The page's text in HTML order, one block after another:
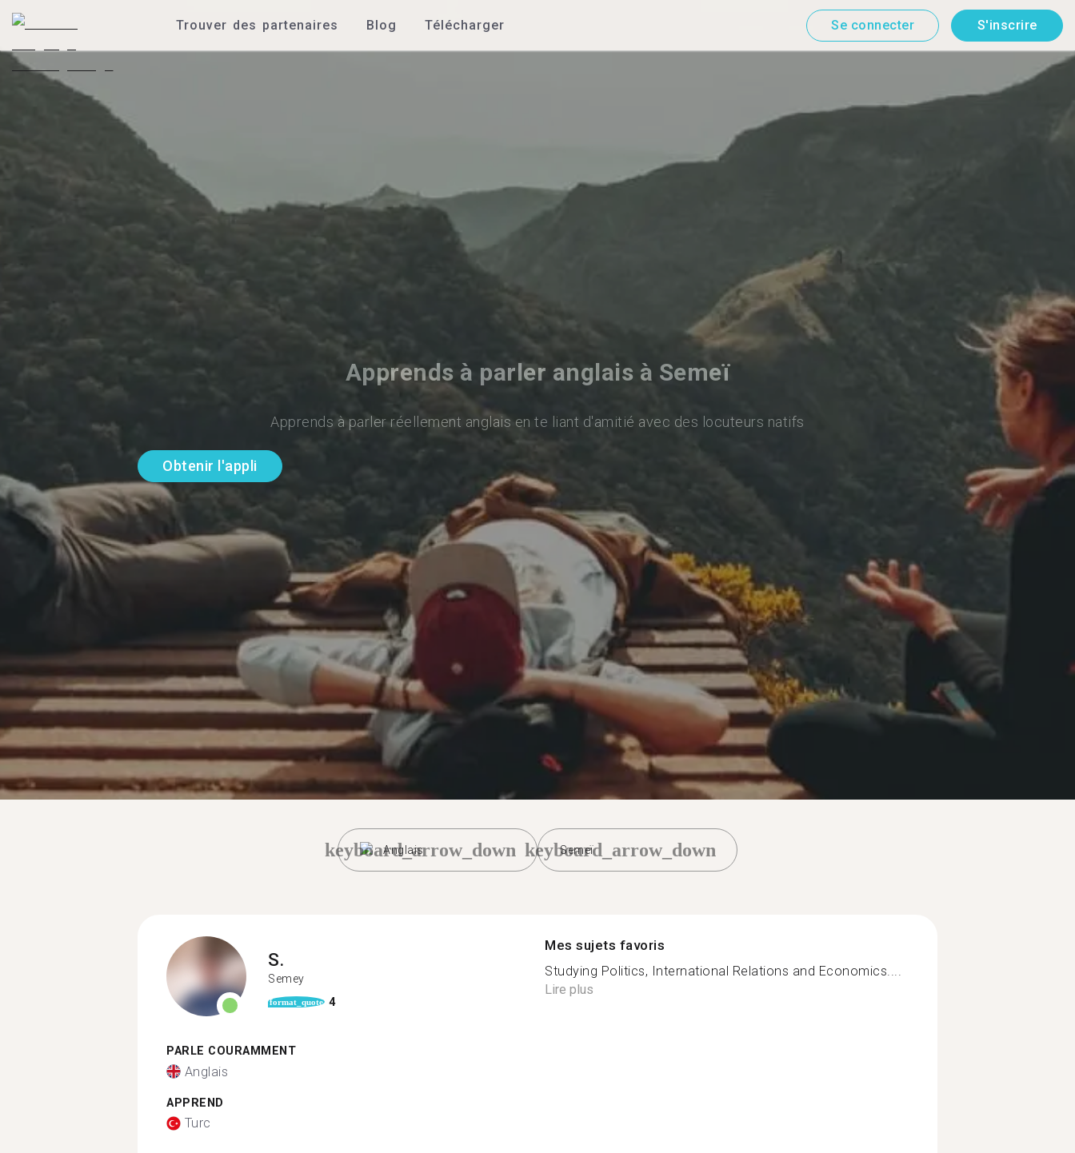
Trouver des partenaires Blog Télécharger Se connecter S'inscrire
Apprends à parler anglais à Semeï
Apprends à parler réellement anglais en te liant d'amitié avec des locuteurs natifs
Obtenir l'appli
Anglais
keyboard_arrow_down Semeï
keyboard_arrow_down
S.
Semey
format_quote 4
PARLE COURAMMENT
Anglais
APPREND
Turc
Mes sujets favoris
Studying Politics, International Relations and Economics....
Lire plus